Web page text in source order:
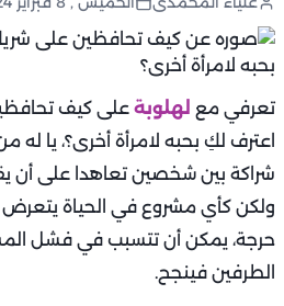
تعرفي مع لهلوبة على كيف
اعترف لكِ بحبه لامرأة أخرى؟، يا
شراكة بين شخصين تعاهدا على أن
ولكن كأي مشروع في الحياة
حرجة، يمكن أن تتسبب في فشل
الطرفين فينجح.